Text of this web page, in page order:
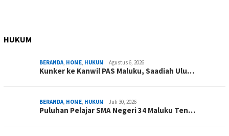
HUKUM
BERANDA, HOME, HUKUM Agustus 6, 2026
Kunker ke Kanwil PAS Maluku, Saadiah Ulu…
BERANDA, HOME, HUKUM Juli 30, 2026
Puluhan Pelajar SMA Negeri 34 Maluku Ten…